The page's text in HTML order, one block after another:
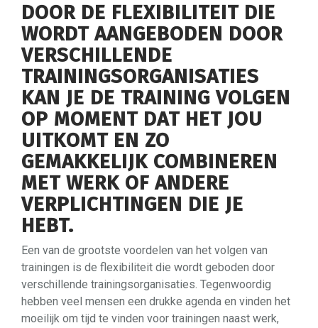
DOOR DE FLEXIBILITEIT DIE
WORDT AANGEBODEN DOOR
VERSCHILLENDE
TRAININGSORGANISATIES
KAN JE DE TRAINING VOLGEN
OP MOMENT DAT HET JOU
UITKOMT EN ZO
GEMAKKELIJK COMBINEREN
MET WERK OF ANDERE
VERPLICHTINGEN DIE JE
HEBT.
Een van de grootste voordelen van het volgen van
trainingen is de flexibiliteit die wordt geboden door
verschillende trainingsorganisaties. Tegenwoordig
hebben veel mensen een drukke agenda en vinden het
moeilijk om tijd te vinden voor trainingen naast werk,